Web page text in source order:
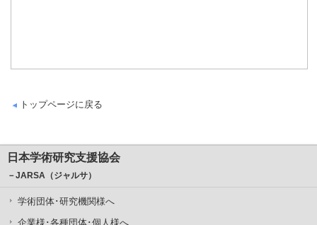
トップページに戻る
日本学術研究支援協会
－JARSA（ジャルサ）
学術団体･研究機関様へ
企業様･各種団体･個人様へ